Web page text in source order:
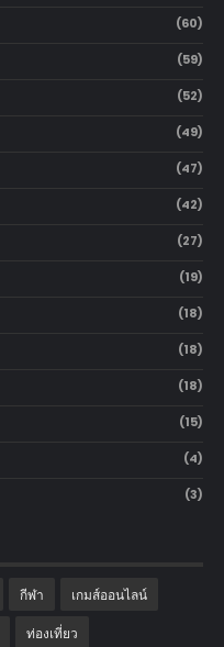
(60)
(59)
(52)
(49)
(47)
(42)
(27)
(19)
(18)
(18)
(18)
(15)
(4)
(3)
กีฬา เกมส์ออนไลน์
ท่องเที่ยว